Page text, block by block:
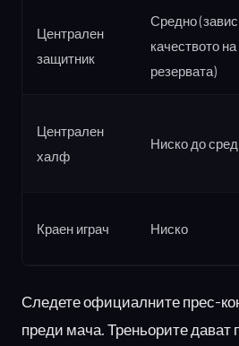
Централен
защитник
Средно
качеството на
резервата)
Централен
халф
Ниско до
Краен играч Ниско
Следете официалните прес-
преди мача. Треньорите дават